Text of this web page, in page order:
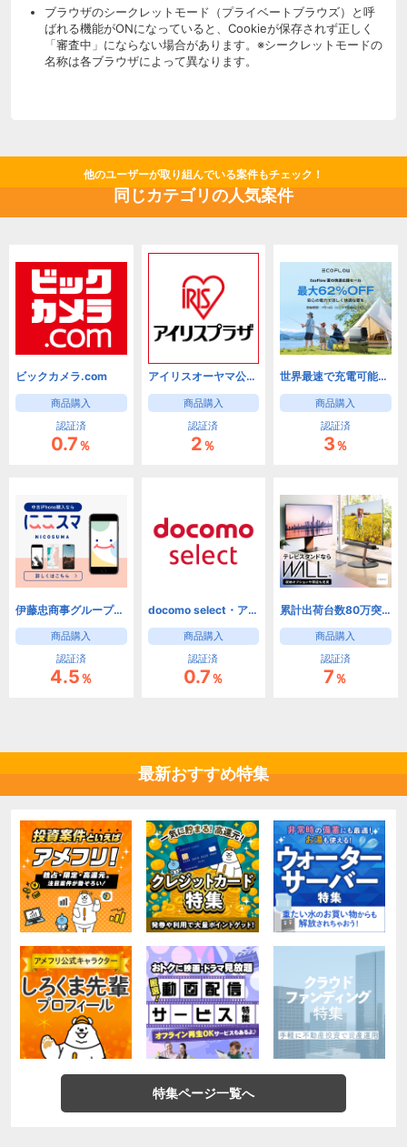
ブラウザのシークレットモード（プライベートブラウズ）と呼
ばれる機能がONになっていると、Cookieが保存されず正しく
「審査中」にならない場合があります。※シークレットモードの
名称は各ブラウザによって異なります。
他のユーザーが取り組んでいる案件もチェック！
同じカテゴリの人気案件
ビックカメラ.com
商品購入
認証済
0.7％
アイリスオーヤマ公式通販サイト【アイリスプラザ】
商品購入
認証済
2％
世界最速で充電可能なポータブル電源 【EcoFlow（エコフロー）】 公式通販サイト
商品購入
認証済
3％
伊藤忠商事グループの中古スマホ（iPhone / Android）ECサイト「にこスマ」
商品購入
認証済
4.5％
docomo select・アクセサリー（ドコモオンラインショップ）
商品購入
認証済
0.7％
累計出荷台数80万突破。テレビスタンドならWALL【EQUALS】
商品購入
認証済
7％
最新おすすめ特集
特集ページ一覧へ